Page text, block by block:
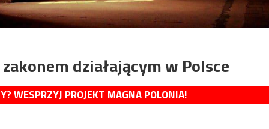
działającym w Polsce
WESPRZYJ PROJEKT MAGNA POLONIA!